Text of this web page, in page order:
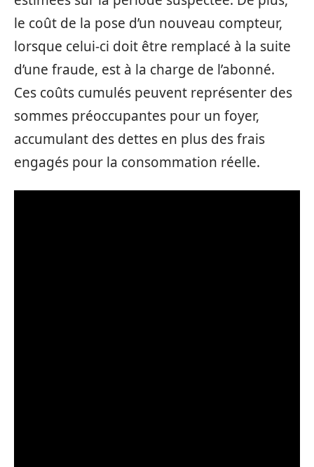
le coût de la pose d’un nouveau compteur,
lorsque celui-ci doit être remplacé à la suite
d’une fraude, est à la charge de l’abonné.
Ces coûts cumulés peuvent représenter des
sommes préoccupantes pour un foyer,
accumulant des dettes en plus des frais
engagés pour la consommation réelle.